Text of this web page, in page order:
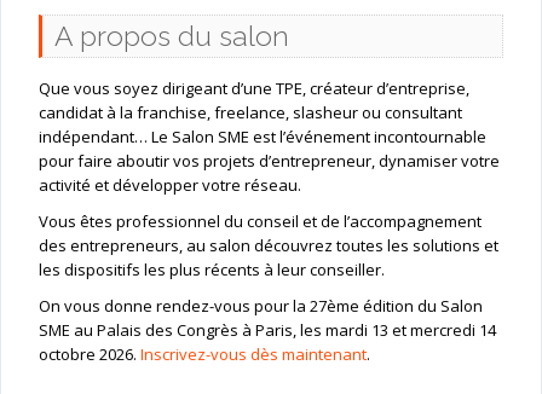
A propos du salon
Que vous soyez dirigeant d’une TPE, créateur d’entreprise,
candidat à la franchise, freelance, slasheur ou consultant
indépendant… Le Salon SME est l’événement incontournable
pour faire aboutir vos projets d’entrepreneur, dynamiser votre
activité et développer votre réseau.
Vous êtes professionnel du conseil et de l’accompagnement
des entrepreneurs, au salon découvrez toutes les solutions et
les dispositifs les plus récents à leur conseiller.
On vous donne rendez-vous pour la 27ème édition du Salon
SME au Palais des Congrès à Paris, les mardi 13 et mercredi 14
octobre 2026. Inscrivez-vous dès maintenant.